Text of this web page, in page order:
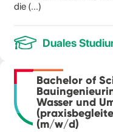
die (...)
Duales
Bachelor of
Wasser und
(m/w/d)